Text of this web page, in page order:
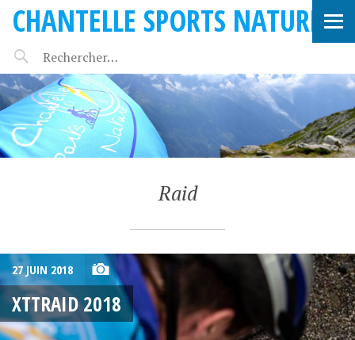
CHANTELLE SPORTS NATURE
Raid
27 JUIN 2018
XTTRAID 2018